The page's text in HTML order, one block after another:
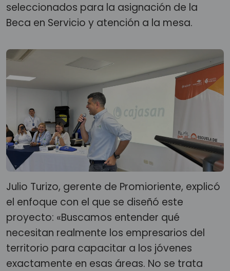
seleccionados para la asignación de la
Beca en Servicio y atención a la mesa.
Julio Turizo, gerente de Promioriente, explicó
el enfoque con el que se diseñó este
proyecto: «Buscamos entender qué
necesitan realmente los empresarios del
territorio para capacitar a los jóvenes
exactamente en esas áreas. No se trata